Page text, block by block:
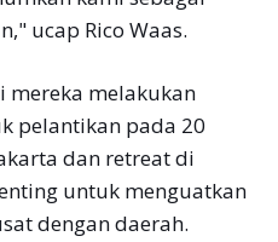
ucap Rico Waas.
mereka melakukan
pelantikan pada 20
dan retreat di
untuk menguatkan
dengan daerah.